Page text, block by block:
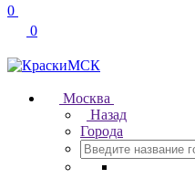
0
0
Москва
Назад
Города